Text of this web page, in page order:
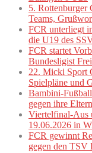
5. Rottenburger
Teams,
FCR unterliegt
die U19 des
FCR startet
Bundesligist
22. Micki Sport
Spielpläne und
Bambini-
gegen ihre Eltern
Viertelfinal-Aus
19.06.2026 in
FCR gewinnt
gegen den TSV